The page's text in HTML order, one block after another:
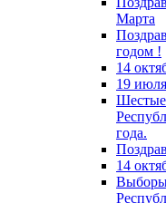
Марта
годом !
14
19
Шестые
года.
14
Выборы